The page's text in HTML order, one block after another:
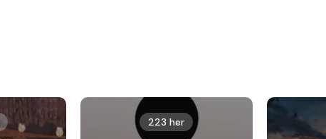
223 her